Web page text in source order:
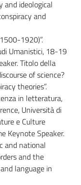
and ideological
and
1920)”.
Umanistici, 18-19
Titolo della
of science?
theories”.
in letteratura,
Università di
e Culture
Keynote Speaker.
and national
and the
language in